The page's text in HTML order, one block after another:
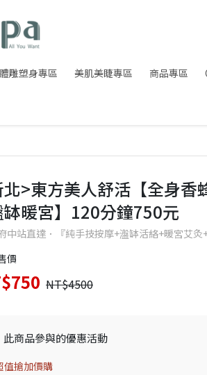
體雕塑身專區 美肌美睫專區 商品專區
>東方美人舒活【全身香
缽暖宮】120分鐘750元
中站直達．『純手技按摩+瀊缽活絡+暖宮艾
價
NT$4500
此商品參與的優惠活動
值搶加價購